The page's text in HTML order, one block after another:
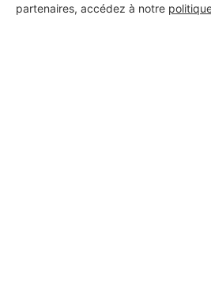
partenaires, accédez à notre